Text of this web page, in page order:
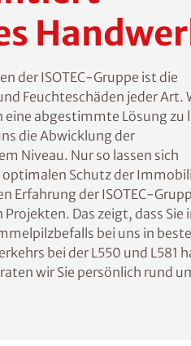
der ISOTEC-Gruppe ist die
Feuchteschäden jeder Art.
eine abgestimmte Lösung zu
die Abwicklung der
Niveau. Nur so lassen sich
Schutz der
Erfahrung der ISOTEC-
Das zeigt, dass Sie
bei uns in
bei der L550 und L581
wir Sie persönlich rund